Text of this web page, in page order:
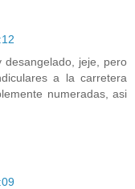
jeje, pero
a la carretera
numeradas, asi